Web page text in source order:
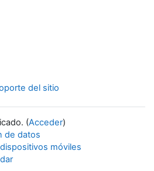
del sitio
(Acceder)
de datos
móviles